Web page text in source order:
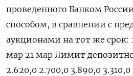
проведенного Банком
способом, в сравнении с
аукционами на тот же срок:
мар 21 мар Лимит
2.620,0 2.700,0 3.890,0